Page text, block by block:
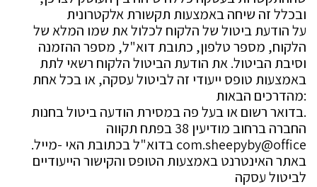
ובכלל זה שיחה באמצעות תקשורת אלקטרונית
על הודעת ביטול של הלקוח לכלול את שמו המלא של
הלקוח, מספר טלפון, כתובת דוא"ל, מספר ההזמנה
וסיבת הביטול. את הודעת הביטול הלקוח רשאי לתת
באמצעות טופס ייעודי זה לביטול עסקה, או בכל אחת
:מהדרכים הבאות
.בדואר רשום או בעל פה במסירת הודעה ביטול בחנות
החברה ברחוב מודיעין 38 בפתח תקווה
com.sheepyby@office בדוא"ל בכתובת האי -מייל.
באתר האינטרנט באמצעות הטופס והקישור הייעודיים
לביטול עסקה